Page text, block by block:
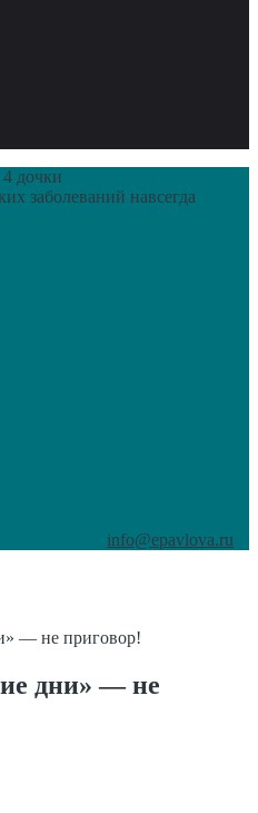
дочки
заболеваний навсегда
info@epavlova.ru
— не приговор!
дни» — не